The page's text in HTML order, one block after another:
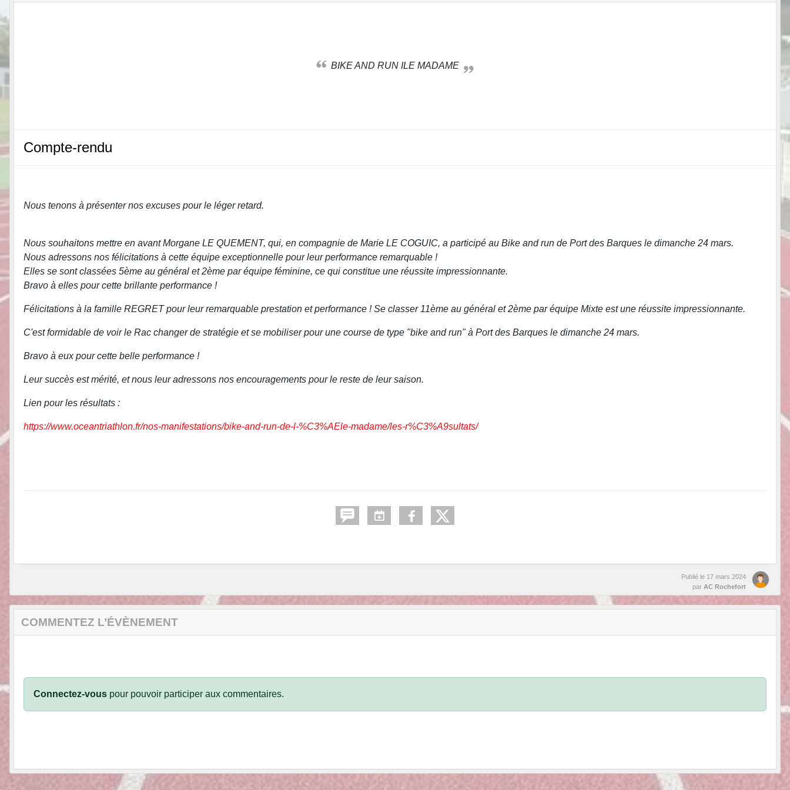
BIKE AND RUN ILE MADAME
Compte-rendu
Nous tenons à présenter nos excuses pour le léger retard.
Nous souhaitons mettre en avant Morgane LE QUEMENT, qui, en compagnie de Marie LE COGUIC, a participé au Bike and run de Port des Barques le dimanche 24 mars.
Nous adressons nos félicitations à cette équipe exceptionnelle pour leur performance remarquable !
Elles se sont classées 5ème au général et 2ème par équipe féminine, ce qui constitue une réussite impressionnante.
Bravo à elles pour cette brillante performance !
Félicitations à la famille REGRET pour leur remarquable prestation et performance !Se classer 11ème au général et 2ème par équipe Mixte est une réussite impressionnante.
C'est formidable de voir le Rac changer de stratégie et se mobiliser pour une course de type "bike and run" à Port des Barques le dimanche 24 mars.
Bravo à eux pour cette belle performance !
Leur succès est mérité, et nous leur adressons nos encouragements pour le reste de leur saison.
Lien pour les résultats :
https://www.oceantriathlon.fr/nos-manifestations/bike-and-run-de-l-%C3%AEle-madame/les-r%C3%A9sultats/
Publié le 17 mars 2024
par AC Rochefort
COMMENTEZ L’ÉVÈNEMENT
Connectez-vous pour pouvoir participer aux commentaires.